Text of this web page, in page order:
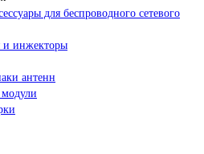
для беспроводного сетевого
и инжекторы
антенн